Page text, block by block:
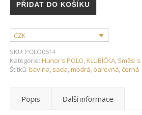
PŘIDAT DO KOŠÍKU
CZK
SKU: POLO0614
Kategorie: Hunor's POLO,KLUBÍČKA, Směsi
Štítků: bavlna, sada,modrá,barevná,černá
Popis Další informace